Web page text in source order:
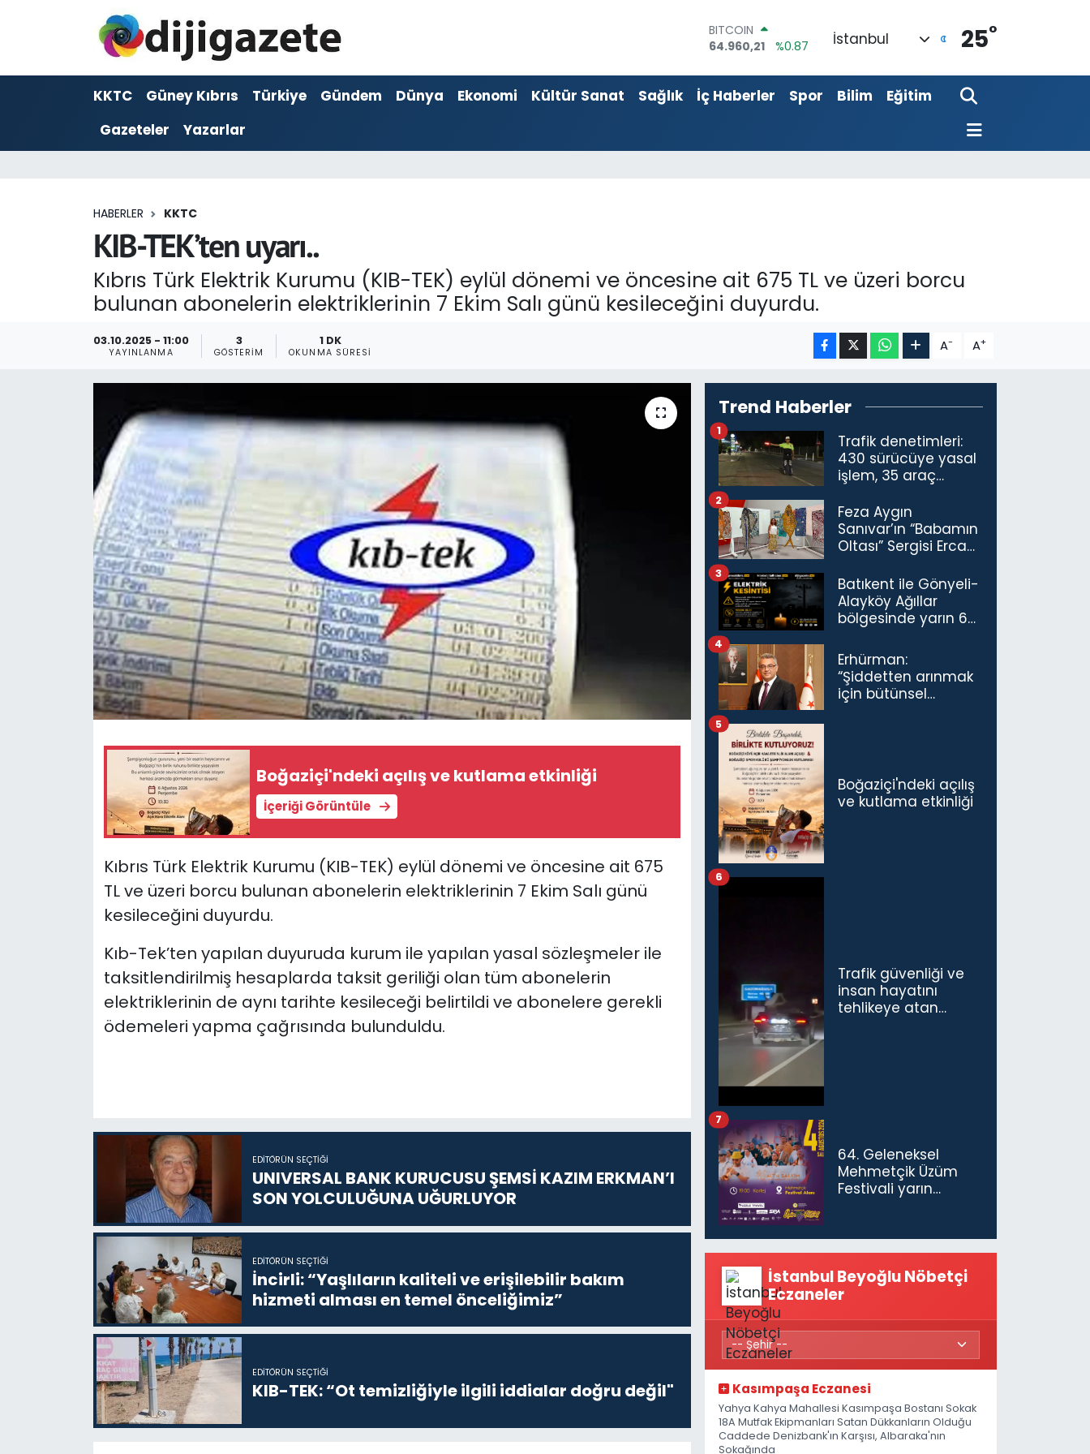
BITCOIN
64.960,21
%0.87
47,7436
%0.18
EURO
İstanbul 25°
KKTC Güney Kıbrıs Türkiye Gündem Dünya Ekonomi Kültür Sanat Sağlık İç Haberler Spor Bilim
Eğitim
Gazeteler
Yazarlar
HABERLER KKTC
KIB-TEK’ten uyarı..
Kıbrıs Türk Elektrik Kurumu (KIB-TEK) eylül dönemi ve öncesine ait 675 TL ve üzeri borcu
bulunan abonelerin elektriklerinin 7 Ekim Salı günü kesileceğini duyurdu.
03.10.2025 - 11:00
YAYINLANMA
3
GÖSTERIM
1 DK
OKUNMA SÜRESI A- A+
Boğaziçi'ndeki açılış ve kutlama etkinliği
İçeriği Görüntüle
Kıbrıs Türk Elektrik Kurumu (KIB-TEK) eylül dönemi ve öncesine ait 675
TL ve üzeri borcu bulunan abonelerin elektriklerinin 7 Ekim Salı günü
kesileceğini duyurdu.
Kıb-Tek’ten yapılan duyuruda kurum ile yapılan yasal sözleşmeler ile
taksitlendirilmiş hesaplarda taksit geriliği olan tüm abonelerin
elektriklerinin de aynı tarihte kesileceği belirtildi ve abonelere gerekli
ödemeleri yapma çağrısında bulunduldu.
EDITÖRÜN SEÇTIĞI
UNIVERSAL BANK KURUCUSU ŞEMSİ KAZIM ERKMAN’I
SON YOLCULUĞUNA UĞURLUYOR
EDITÖRÜN SEÇTIĞI
İncirli: “Yaşlıların kaliteli ve erişilebilir bakım
hizmeti alması en temel önceliğimiz”
EDITÖRÜN SEÇTIĞI
KIB-TEK: “Ot temizliğiyle ilgili iddialar doğru değil"
Trend Haberler
Trafik denetimleri:
430 sürücüye yasal
işlem, 35 araç
1
Feza Aygın
Sanıvar’ın “Babamın
Oltası” Sergisi Ercan
Açıldı
2
Batıkent ile Gönyeli-
Alayköy Ağıllar
bölgesinde yarın 6
kesintisi…
3
Erhürman:
“Şiddetten arınmak
için bütünsel
4
Boğaziçi'ndeki açılış
ve kutlama etkinliği
5
Trafik güvenliği ve
insan hayatını
tehlikeye atan
6
64. Geleneksel
Mehmetçik Üzüm
Festivali yarın
7
İstanbul Beyoğlu Nöbetçi
Eczaneler
Kasımpaşa Eczanesi
Yahya Kahya Mahallesi Kasımpaşa Bostanı Sokak
18A Mutfak Ekipmanları Satan Dükkanların Olduğu
Caddede Denizbank'ın Karşısı, Albaraka'nın
Sokağında
ADVERTORIAL
Dijigazete
Foto Galeri
KKTC YEREL SEÇİM 2018
Kültür Sanat
Magazin
Nöbetçi Eczaneler
Otomobil Dünyası
Politika
Yazarlar
Hava Durumu
Trafik Durumu
Haber Arşivi